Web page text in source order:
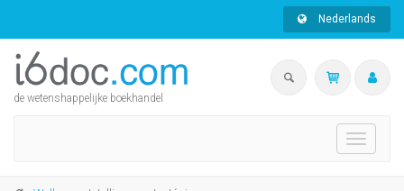
Nederlands
de wetenshappelijke boekhandel
Toggle